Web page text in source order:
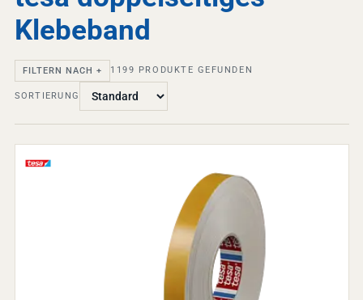
Klebeband
FILTERN NACH + 1199 PRODUKTE GEFUNDEN
SORTIERUNG